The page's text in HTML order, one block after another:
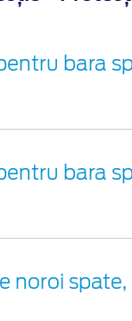
bara
bara
noroi